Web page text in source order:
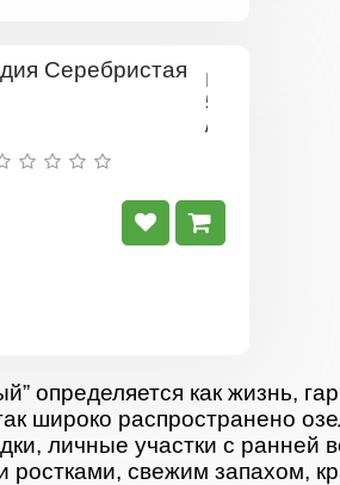
Комплект
5шт
/
определяется как жизнь,
широко распространено
личные участки с ранней
свежим запахом,